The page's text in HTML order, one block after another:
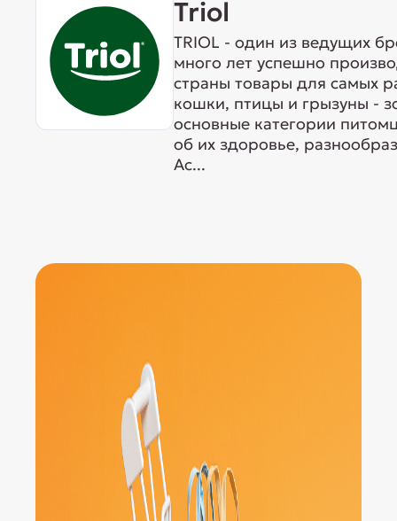
Triol
TRIOL - один из ведущих
много лет успешно
страны товары для самых
кошки, птицы и грызуны -
основные категории
об их здоровье,
Ас...